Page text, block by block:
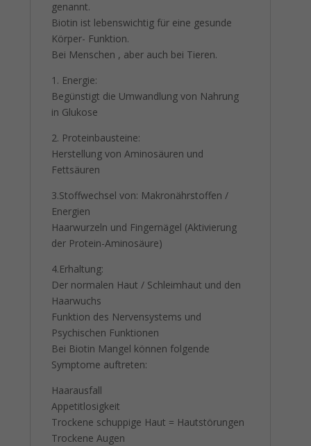
genannt.
Biotin ist lebenswichtig für eine gesunde
Körper- Funktion.
Bei Menschen , aber auch bei Tieren.
1. Energie:
Begünstigt die Umwandlung von Nahrung
in Glukose
2. Proteinbausteine:
Herstellung von Aminosäuren und
Fettsäuren
3.Stoffwechsel von: Makronährstoffen /
Energien
Haarwurzeln und Fingernägel (Aktivierung
der Protein-Aminosäure)
4.Erhaltung:
Der normalen Haut / Schleimhaut und den
Haarwuchs
Funktion des Nervensystems und
Psychischen Funktionen
Bei Biotin Mangel können folgende
Symptome auftreten:
Haarausfall
Appetitlosigkeit
Trockene schuppige Haut = Hautstörungen
Trockene Augen